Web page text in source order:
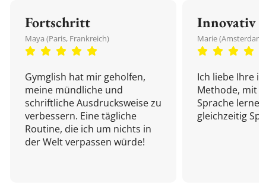
Fortschritt
Maya (Paris, Frankreich)
Gymglish hat mir geholfen,
meine mündliche und
schriftliche Ausdrucksweise zu
verbessern. Eine tägliche
Routine, die ich um nichts in
der Welt verpassen würde!
Innovativ
Marie
Ich liebe Ihre
Methode, mit
Sprache
gleichzeitig